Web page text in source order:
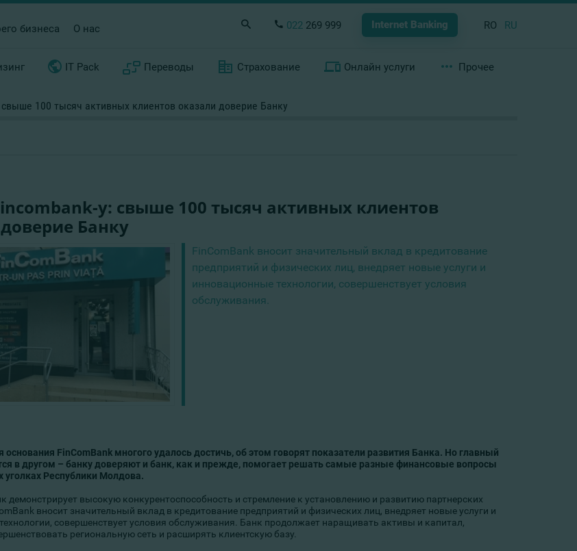
бизнеса О нас 022 269 999 Internet Banking RO RU
IT Pack Переводы Страхование Онлайн услуги Прочее
свыше 100 тысяч активных клиентов оказали доверие Банку
у: свыше 100 тысяч активных клиентов
Банку
FinComBank вносит значительный вклад в кредитование
предприятий и физических лиц, внедряет новые услуги и
инновационные технологии, совершенствует условия
обслуживания.
основания FinComBank многого удалось достичь, об этом говорят показатели развития Банка. Но главный
в другом – банку доверяют и банк, как и прежде, помогает решать самые разные финансовые вопросы
уголках Республики Молдова.
демонстрирует высокую конкурентоспособность и стремление к установлению и развитию партнерских
вносит значительный вклад в кредитование предприятий и физических лиц, внедряет новые услуги и
совершенствует условия обслуживания. Банк продолжает наращивать активы и капитал,
региональную сеть и расширять клиентскую базу.